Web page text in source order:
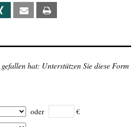
Xing Email
hat: Unterstützen Sie diese Form
oder €